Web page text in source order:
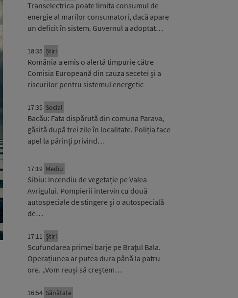
Transelectrica poate limita consumul de
energie al marilor consumatori, dacă apare
un deficit în sistem. Guvernul a adoptat…
18:35 Știri
România a emis o alertă timpurie către
Comisia Europeană din cauza secetei și a
riscurilor pentru sistemul energetic
17:35 Social
Bacău: Fata dispărută din comuna Parava,
găsită după trei zile în localitate. Poliția face
apel la părinți privind…
17:19 Mediu
Sibiu: Incendiu de vegetație pe Valea
Avrigului. Pompierii intervin cu două
autospeciale de stingere și o autospecială
de…
17:11 Știri
Scufundarea primei barje pe Brațul Bala.
Operațiunea ar putea dura până la patru
ore. „Vom reuși să creștem…
16:54 Sănătate